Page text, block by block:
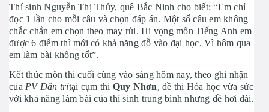
Thí sinh Nguyễn Thị Thủy, quê Bắc Ninh cho biết: “Em chỉ
đọc 1 lần cho mỗi câu và chọn đáp án. Một số câu em không
chắc chắn em chọn theo may rủi. Hi vọng môn Tiếng Anh em
được 6 điểm thì mới có khả năng đỗ vào đại học. Vì hôm qua
em làm bài không tốt”.
Kết thúc môn thi cuối cùng vào sáng hôm nay, theo ghi nhận
của PV Dân trítại cụm thi Quy Nhơn, đề thi Hóa học vừa sức
với khả năng làm bài của thí sinh trung bình nhưng đề hơi dài.